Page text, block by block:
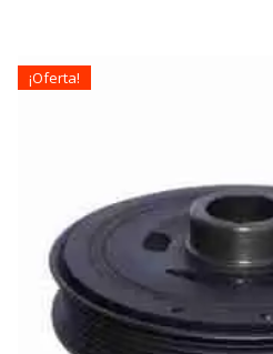
¡Oferta!